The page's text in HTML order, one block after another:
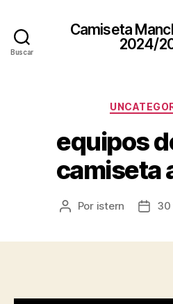
Buscar
Camiseta
2024/
equipos
camiseta
Autor
Por istern
Fecha
30